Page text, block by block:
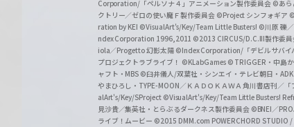
r
z
Corporation/「ペルソナ４」アニメーション製作委員会 ©あら
クトリー／ゼロの使い魔Ｆ製作委員会 ©Project シンフォギア
ration by KEI ©VisualArt's/Key/Team Little Busters! ©川原 礫
ndex Corporation 1996,2011 ©2013 CIRCUS/D.C.III製作委員
iola／Progetto 幻影太陽 ©Index Corporation/「デビルサバイ
プロジェクトラブライブ！ ©KLabGames © TRIGGER・中島
ャフト・MBS ©臼井儀人/双葉社・シンエイ・テレビ朝日・ADK
やまひろし・TYPE-MOON／ＫＡＤＯＫＡＷＡ 角川書店刊／
alArt's/Key/SProject ©VisualArt's/Key/Team Little Busters!
見沙貴／集英社・とらぶるダークネス製作委員会 ©BNEI／
ライブ！ムービー ©2015 DMM.com POWERCHORD STUDIO